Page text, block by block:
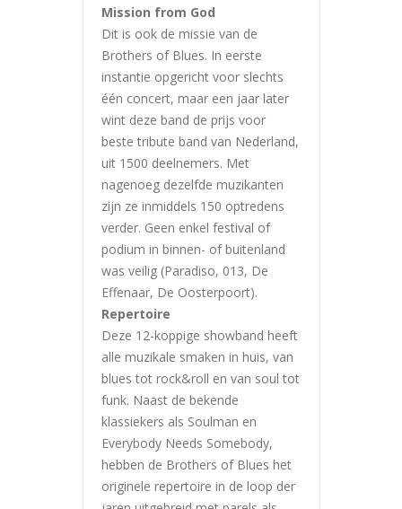
Mission from God
Dit is ook de missie van de
Brothers of Blues. In eerste
instantie opgericht voor slechts
één concert, maar een jaar later
wint deze band de prijs voor
beste tribute band van Nederland,
uit 1500 deelnemers. Met
nagenoeg dezelfde muzikanten
zijn ze inmiddels 150 optredens
verder. Geen enkel festival of
podium in binnen- of buitenland
was veilig (Paradiso, 013, De
Effenaar, De Oosterpoort).
Repertoire
Deze 12-koppige showband heeft
alle muzikale smaken in huis, van
blues tot rock&roll en van soul tot
funk. Naast de bekende
klassiekers als Soulman en
Everybody Needs Somebody,
hebben de Brothers of Blues het
originele repertoire in de loop der